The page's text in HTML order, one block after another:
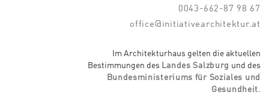
0043-662-87 98 67
office@initiativearchitektur.at
Im Architekturhaus gelten die aktuellen
Bestimmungen des Landes Salzburg und des
Bundesministeriums für Soziales und
Gesundheit.